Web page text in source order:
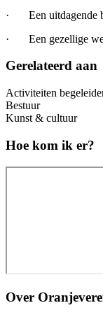
· Een uitdagende
· Een gezellige
Gerelateerd aan
Activiteiten
Bestuur
Kunst & cultuur
Hoe kom ik er?
Over